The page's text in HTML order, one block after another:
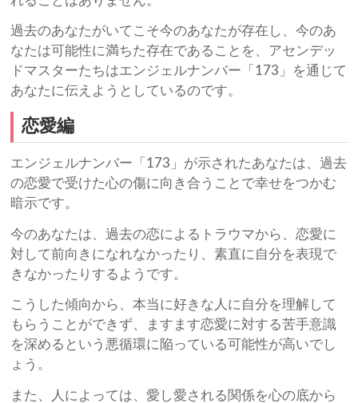
過去のあなたがいてこそ今のあなたが存在し、今のあ
なたは可能性に満ちた存在であることを、アセンデッ
ドマスターたちはエンジェルナンバー「173」を通じて
あなたに伝えようとしているのです。
恋愛編
エンジェルナンバー「173」が示されたあなたは、過去
の恋愛で受けた心の傷に向き合うことで幸せをつかむ
暗示です。
今のあなたは、過去の恋によるトラウマから、恋愛に
対して前向きになれなかったり、素直に自分を表現で
きなかったりするようです。
こうした傾向から、本当に好きな人に自分を理解して
もらうことができず、ますます恋愛に対する苦手意識
を深めるという悪循環に陥っている可能性が高いでし
ょう。
また、人によっては、愛し愛される関係を心の底から